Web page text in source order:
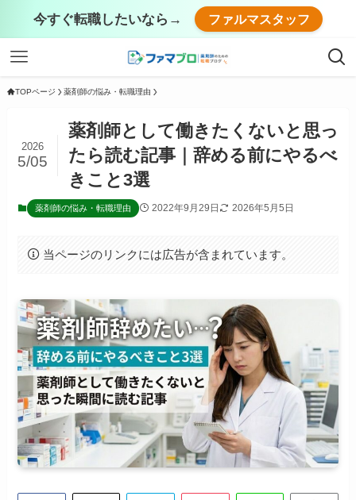
今すぐ転職したいなら→ ファルマスタッフ
TOPページ 薬剤師の悩み・転職理由
薬剤師として働きたくないと思っ
たら読む記事｜辞める前にやるべ
きこと3選
2026
5/05
薬剤師の悩み・転職理由 2022年9月29日 2026年5月5日
当ページのリンクには広告が含まれています。